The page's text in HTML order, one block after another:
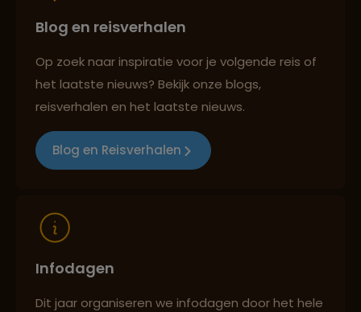
Best beoordeelde reisroutes
Reizen met oog voor mens, cultuur en milieu
Blog en reisverhalen
Op zoek naar inspiratie voor je volgende reis of
het laatste nieuws? Bekijk onze blogs,
reisverhalen en het laatste nieuws.
Blog en Reisverhalen
Infodagen
Dit jaar organiseren we infodagen door het hele